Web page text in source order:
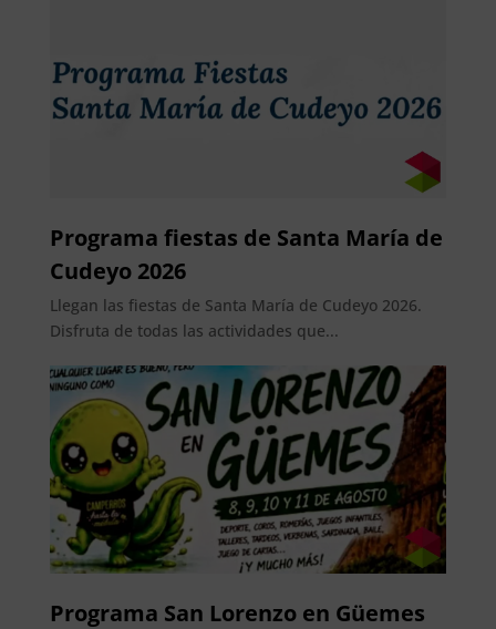
Programa fiestas de Santa María de
Cudeyo 2026
Llegan las fiestas de Santa María de Cudeyo 2026.
Disfruta de todas las actividades que...
Programa San Lorenzo en Güemes